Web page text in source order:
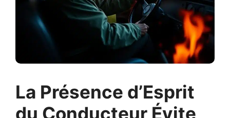
La Présence d’Esprit
du Conducteur Évite